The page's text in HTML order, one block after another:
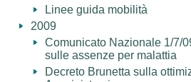
Linee guida mobilità
2009
Comunicato Nazionale 1/7/
sulle assenze per malattia
Decreto Brunetta sulla